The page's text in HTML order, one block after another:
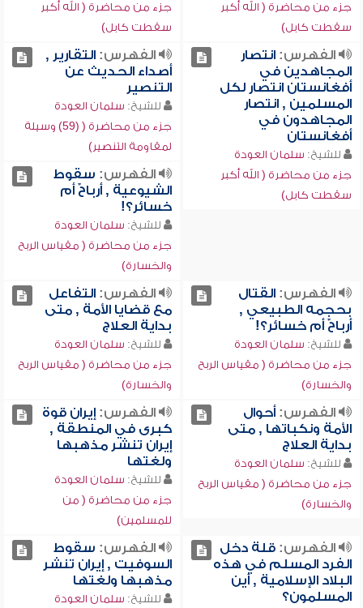
جزء من محاضرة ( الله أكبر
سقطت كابل)
جزء من محاضرة ( الله أكبر
سقطت كابل)
الفهرس:انتصار
المجاهدين في
أفغانستان انتصار لكل
المسلمين , انتصار
المجاهدون في
أفغانستان
للشيخ: سلمان العودة
جزء من محاضرة ( الله أكبر
سقطت كابل)
الفهرس:التقارير ,
أصداء الحديث عن
التنصير
للشيخ: سلمان العودة
جزء من محاضرة ( (59) وسيلة
لمقاومة التنصير)
الفهرس: سقوط
الشيوعية , أرباحٌ أم
خسائر؟!
للشيخ: سلمان العودة
جزء من محاضرة ( مقياس الربح
والخسارة)
الفهرس:القتال
بحجمه الطبيعي ,
أرباحٌ أم خسائر؟!
للشيخ: سلمان العودة
جزء من محاضرة ( مقياس الربح
والخسارة)
الفهرس:التفاعل
مع قضايا الأمة , متى
بداية العلاج
للشيخ: سلمان العودة
جزء من محاضرة ( مقياس الربح
والخسارة)
الفهرس:أحوال
الأمة ونكباتها , متى
بداية العلاج
للشيخ: سلمان العودة
جزء من محاضرة ( مقياس الربح
والخسارة)
الفهرس:إيران قوة
كبرى في المنطقة ,
إيران تنشر مذهبها
ولغتها
للشيخ: سلمان العودة
جزء من محاضرة ( من
للمسلمين)
الفهرس:قلة دخل
الفرد المسلم في هذه
البلاد الإسلامية , أين
المسلمون؟
الفهرس: سقوط
السوفيت , إيران تنشر
مذهبها ولغتها
للشيخ: سلمان العودة